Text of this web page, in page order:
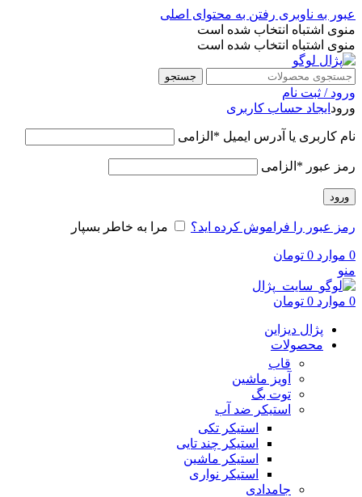
عبور به ناوبری رفتن به محتوای اصلی
منوی اشتباه انتخاب شده است
منوی اشتباه انتخاب شده است
جستجو
ورود / ثبت نام
ورود ایجاد حساب کاربری
نام کاربری یا آدرس ایمیل * الزامی
رمز عبور * الزامی
ورود
رمز عبور را فراموش کرده اید؟ مرا به خاطر بسپار
0 موارد 0 تومان
منو
0 موارد 0 تومان
پژال دیزاین
محصولات
قاب
آویز ماشین
توت بگ
استیکر ضد آب
استیکر تکی
استیکر چند تایی
استیکر ماشین
استیکر نواری
جامدادی